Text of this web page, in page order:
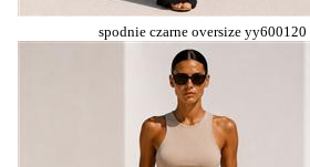
spodnie czarne oversize yy600120